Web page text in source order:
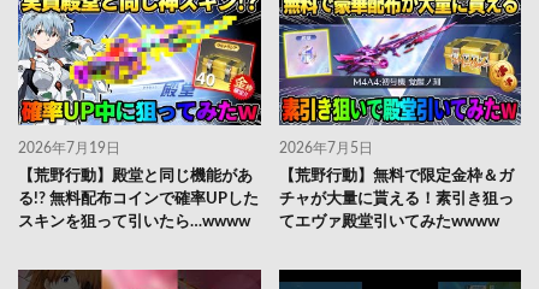
2026年7月19日
【荒野行動】殿堂と同じ機能があ
る!? 無料配布コインで確率UPした
スキンを狙って引いたら…wwww
2026年7月5日
【荒野行動】無料で限定金枠＆ガ
チャが大量に貰える！素引き狙っ
てエヴァ殿堂引いてみたwwww